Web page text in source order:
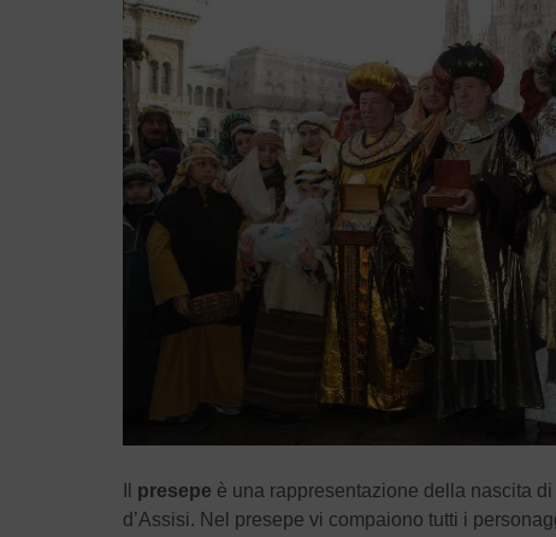
presepe è una rappresentazione della nascita di
d’Assisi. Nel presepe vi compaiono tutti i